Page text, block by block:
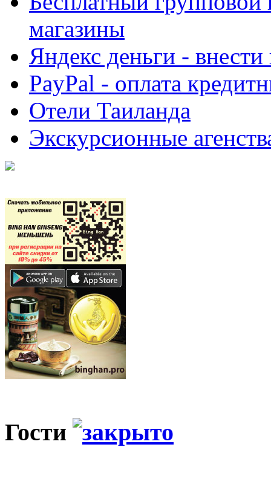
магазины
Яндекс деньги - внести
PayPal - оплата
Отели Таиланда
Экскурсионные
Гости